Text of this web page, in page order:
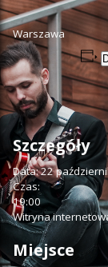
Warszawa
Szczegóły
Data:22
Czas:
19:00
Witryna
Miejsce